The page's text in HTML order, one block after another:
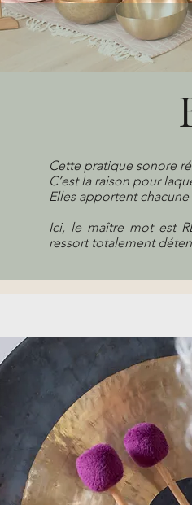
Cette pratique sonore
C’est la raison pour
Elles apportent
Ici, le maître mot est
ressort totalement